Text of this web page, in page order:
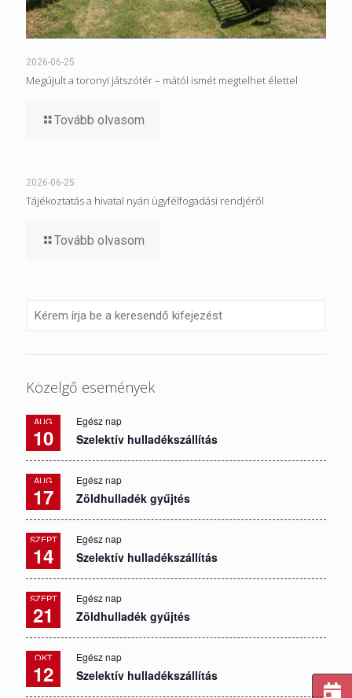
2026-06-25
Megújult a toronyi játszótér – mától ismét megtelhet élettel
Tovább olvasom
2026-06-25
Tájékoztatás a hivatal nyári ügyfélfogadási rendjéről
Tovább olvasom
Közelgő események
AUG
10
Egész nap
Szelektív hulladékszállítás
AUG
17
Egész nap
Zöldhulladék gyűjtés
SZEPT
14
Egész nap
Szelektív hulladékszállítás
SZEPT
21
Egész nap
Zöldhulladék gyűjtés
OKT
12
Egész nap
Szelektív hulladékszállítás